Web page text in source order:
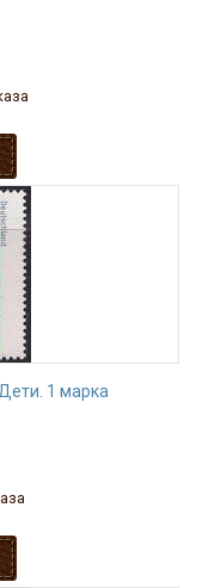
1 марка